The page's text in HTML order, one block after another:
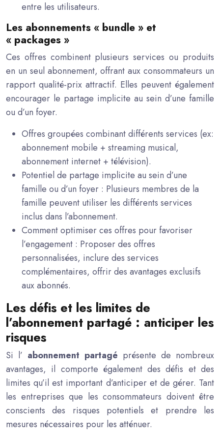
entre les utilisateurs.
Les abonnements « bundle » et
« packages »
Ces offres combinent plusieurs services ou produits
en un seul abonnement, offrant aux consommateurs un
rapport qualité-prix attractif. Elles peuvent également
encourager le partage implicite au sein d’une famille
ou d’un foyer.
Offres groupées combinant différents services (ex:
abonnement mobile + streaming musical,
abonnement internet + télévision).
Potentiel de partage implicite au sein d’une
famille ou d’un foyer : Plusieurs membres de la
famille peuvent utiliser les différents services
inclus dans l’abonnement.
Comment optimiser ces offres pour favoriser
l’engagement : Proposer des offres
personnalisées, inclure des services
complémentaires, offrir des avantages exclusifs
aux abonnés.
Les défis et les limites de
l’abonnement partagé : anticiper les
risques
Si l’ abonnement partagé présente de nombreux
avantages, il comporte également des défis et des
limites qu’il est important d’anticiper et de gérer. Tant
les entreprises que les consommateurs doivent être
conscients des risques potentiels et prendre les
mesures nécessaires pour les atténuer.